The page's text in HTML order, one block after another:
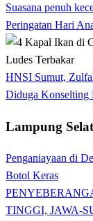
Suasana penuh
Peringatan Hari
HNSI Sumut,
Diduga Konselting
Lampung
Penganiayaan di
Botol Keras
TINGGI, JAWA-